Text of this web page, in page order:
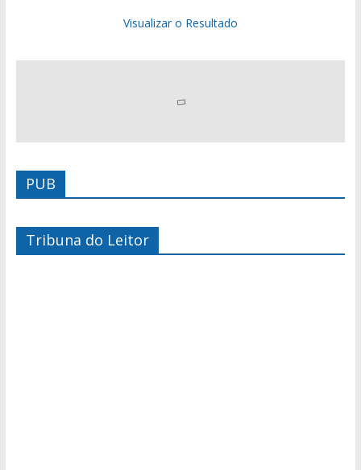
Visualizar o Resultado
PUB
Tribuna do Leitor